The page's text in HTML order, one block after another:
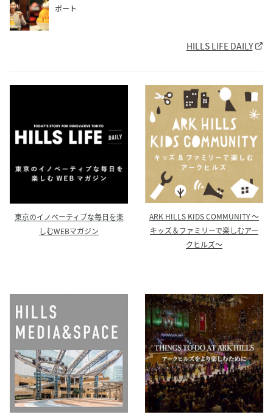
ポート
HILLS LIFE DAILY
東京のイノベーティブな毎日を楽
しむWEBマガジン
ARK HILLS KIDS COMMUNITY ～
キッズ＆ファミリーで楽しむアー
クヒルズ～